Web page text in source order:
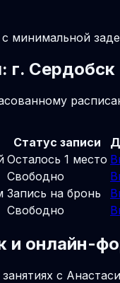
минимальной
г. Сердобск
Статус записи
Осталось 1 место
Свободно
Запись на бронь
Свободно
и онлайн-
с